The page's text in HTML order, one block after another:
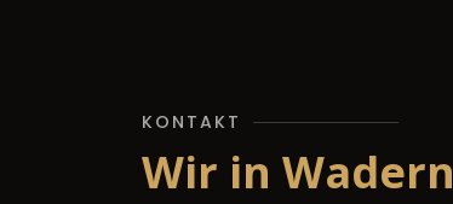
KONTAKT
Wir in Wadern